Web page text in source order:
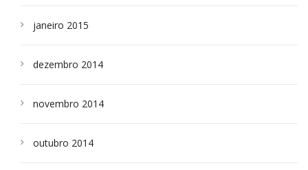
janeiro 2015
dezembro 2014
novembro 2014
outubro 2014